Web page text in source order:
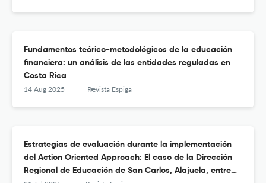
Fundamentos teórico-metodológicos de la educación
financiera: un análisis de las entidades reguladas en
Costa Rica
14 Aug 2025 Revista Espiga
Estrategias de evaluación durante la implementación
del Action Oriented Approach: El caso de la Dirección
Regional de Educación de San Carlos, Alajuela, entre